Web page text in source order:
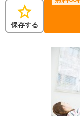
star
保存する